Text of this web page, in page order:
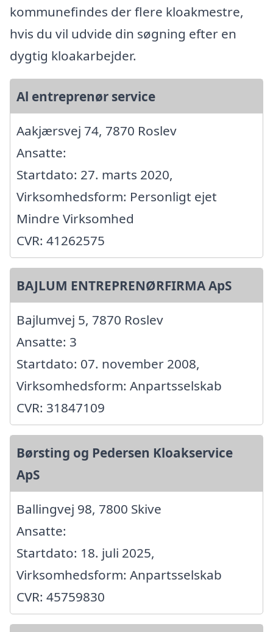
kommunefindes der flere kloakmestre,
hvis du vil udvide din søgning efter en
dygtig kloakarbejder.
Al entreprenør service
Aakjærsvej 74, 7870 Roslev
Ansatte:
Startdato: 27. marts 2020,
Virksomhedsform: Personligt ejet
Mindre Virksomhed
CVR: 41262575
BAJLUM ENTREPRENØRFIRMA ApS
Bajlumvej 5, 7870 Roslev
Ansatte: 3
Startdato: 07. november 2008,
Virksomhedsform: Anpartsselskab
CVR: 31847109
Børsting og Pedersen Kloakservice
ApS
Ballingvej 98, 7800 Skive
Ansatte:
Startdato: 18. juli 2025,
Virksomhedsform: Anpartsselskab
CVR: 45759830